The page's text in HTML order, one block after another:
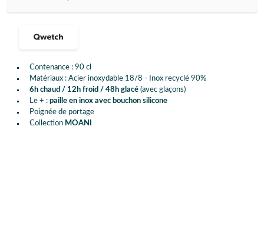
Contenance : 90 cl
Matériaux : Acier inoxydable 18/8 - Inox recyclé 90%
6h chaud / 12h froid / 48h glacé (avec glaçons)
Le + : paille en inox avec bouchon silicone
Poignée de portage
Collection MOANI